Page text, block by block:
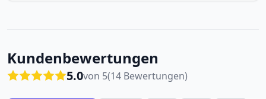
Kundenbewertungen
5.0von 5(14 Bewertungen)